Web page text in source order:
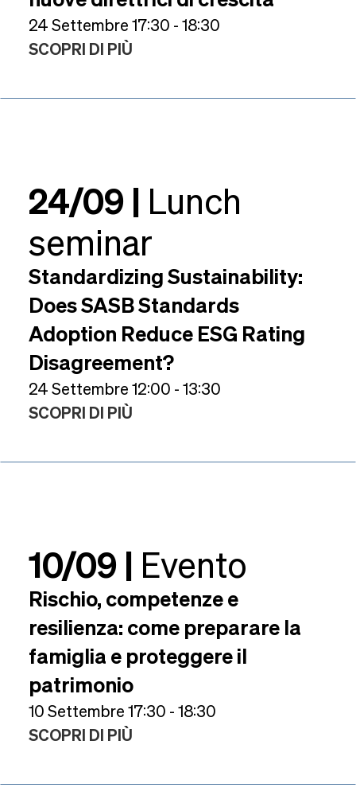
24 Settembre 17:30 - 18:30
SCOPRI DI PIÙ
24/09 | Lunch
seminar
Standardizing Sustainability:
Does SASB Standards
Adoption Reduce ESG Rating
Disagreement?
24 Settembre 12:00 - 13:30
SCOPRI DI PIÙ
10/09 | Evento
Rischio, competenze e
resilienza: come preparare la
famiglia e proteggere il
patrimonio
10 Settembre 17:30 - 18:30
SCOPRI DI PIÙ